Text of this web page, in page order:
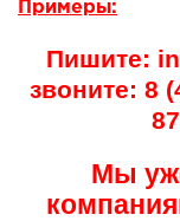
Примеры:
Пишите:
звоните: 8
Мы